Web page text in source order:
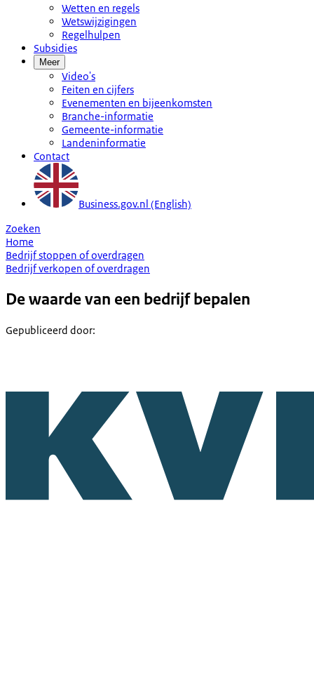
Wetten en regels
Wetswijzigingen
Regelhulpen
Subsidies
Meer
Video's
Feiten en cijfers
Evenementen en bijeenkomsten
Branche-informatie
Gemeente-informatie
Landeninformatie
Contact
Business.gov.nl (English)
Zoeken
Home
Bedrijf stoppen of overdragen
Bedrijf verkopen of overdragen
De waarde van een bedrijf bepalen
Gepubliceerd door: